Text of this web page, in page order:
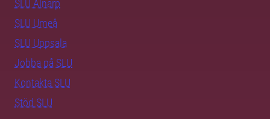
SLU Alnarp
SLU Umeå
SLU Uppsala
Jobba på SLU
Kontakta SLU
Stöd SLU